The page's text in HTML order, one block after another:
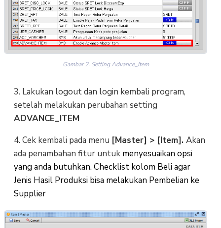
Gambar 2. Setting Advance_Item
3. Lakukan logout dan login kembali program,
setelah melakukan perubahan setting
ADVANCE_ITEM
4. Cek kembali pada menu [Master] > [Item]. Akan
ada penambahan fitur untuk menyesuaikan opsi
yang anda butuhkan. Checklist kolom Beli agar
Jenis Hasil Produksi bisa melakukan Pembelian ke
Supplier